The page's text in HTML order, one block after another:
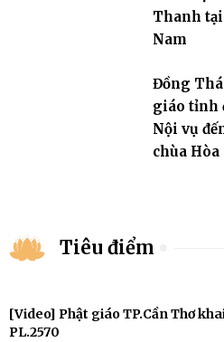
Thanh
Nam
Đồng
giáo tỉnh
Nội vụ
chùa
Tiêu điểm
[Video] Phật giáo TP.Cần Thơ
PL.2570